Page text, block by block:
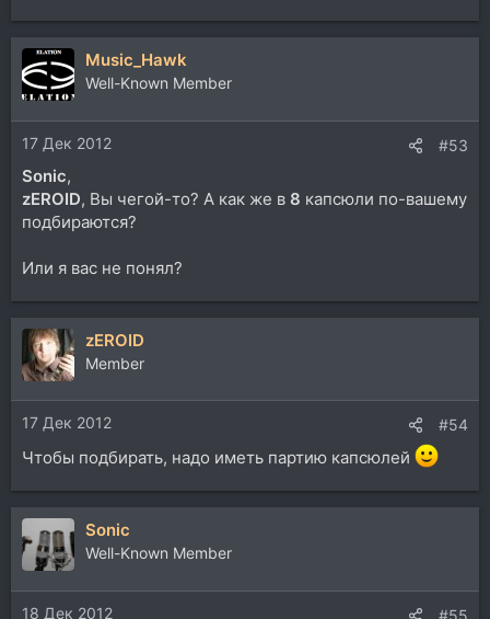
Music_Hawk
Well-Known Member
17 Дек 2012 #53
Sonic,
zEROID, Вы чегой-то? А как же в 8 капсюли по-вашему
подбираются?
Или я вас не понял?
zEROID
Member
17 Дек 2012 #54
Чтобы подбирать, надо иметь партию капсюлей
Sonic
Well-Known Member
18 Дек 2012 #55